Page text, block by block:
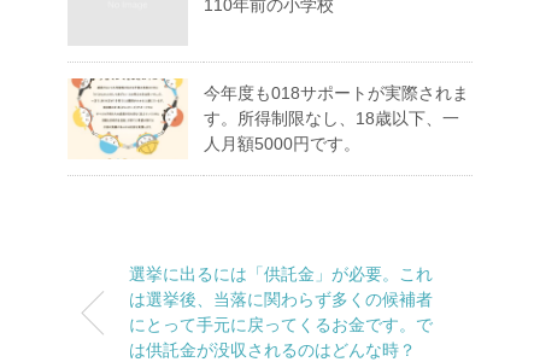
110年前の小学校
今年度も018サポートが実際されま
す。所得制限なし、18歳以下、一
人月額5000円です。
選挙に出るには「供託金」が必要。これ
は選挙後、当落に関わらず多くの候補者
にとって手元に戻ってくるお金です。で
は供託金が没収されるのはどんな時？